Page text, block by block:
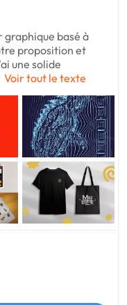
graphique basé à
proposition et
une solide
Voir tout le texte